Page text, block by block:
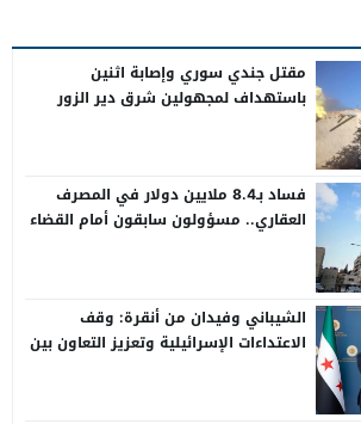
مقتل جندي سوري وإصابة اثنين
باستهداف لمجهولين شرق دير الزور
فساد بـ8.4 ملايين دولار في المصرف
العقاري.. مسؤولون سابقون أمام القضاء
الشيباني وفيدان من أنقرة: وقف
الاعتداءات الإسرائيلية وتعزيز التعاون بين